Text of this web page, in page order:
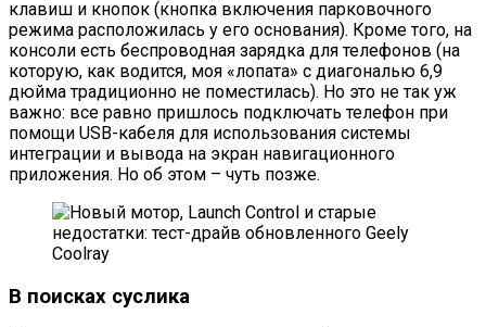
клавиш и кнопок (кнопка включения парковочного
режима расположилась у его основания). Кроме того, на
консоли есть беспроводная зарядка для телефонов (на
которую, как водится, моя «лопата» c диагональю 6,9
дюйма традиционно не поместилась). Но это не так уж
важно: все равно пришлось подключать телефон при
помощи USB-кабеля для использования системы
интеграции и вывода на экран навигационного
приложения. Но об этом – чуть позже.
В поисках суслика